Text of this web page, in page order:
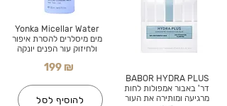
Yonka Micellar Water
מים מיסלרים להסרת איפור
ולחיזוק עור הפנים יונקה
199 ₪
להוסיף לסל
BABOR HYDRA PLUS
דר' באבור אמפולות לחות
מרגיעה ומותירה את העור